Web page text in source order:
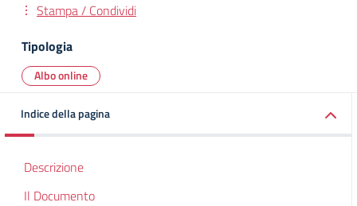
Stampa / Condividi
Tipologia
Albo online
Indice della pagina
Descrizione
Il Documento